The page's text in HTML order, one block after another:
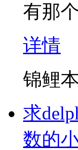
有那
详情
锦鲤
求
数的